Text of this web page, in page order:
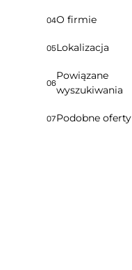
04O firmie
05Lokalizacja
06
Powiązane
wyszukiwania
07Podobne oferty